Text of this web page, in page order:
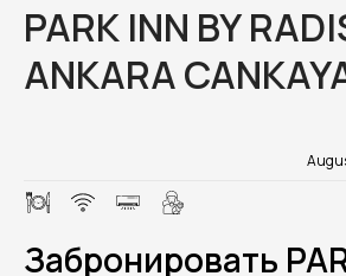
PARK INN BY
ANKARA
Забронировать